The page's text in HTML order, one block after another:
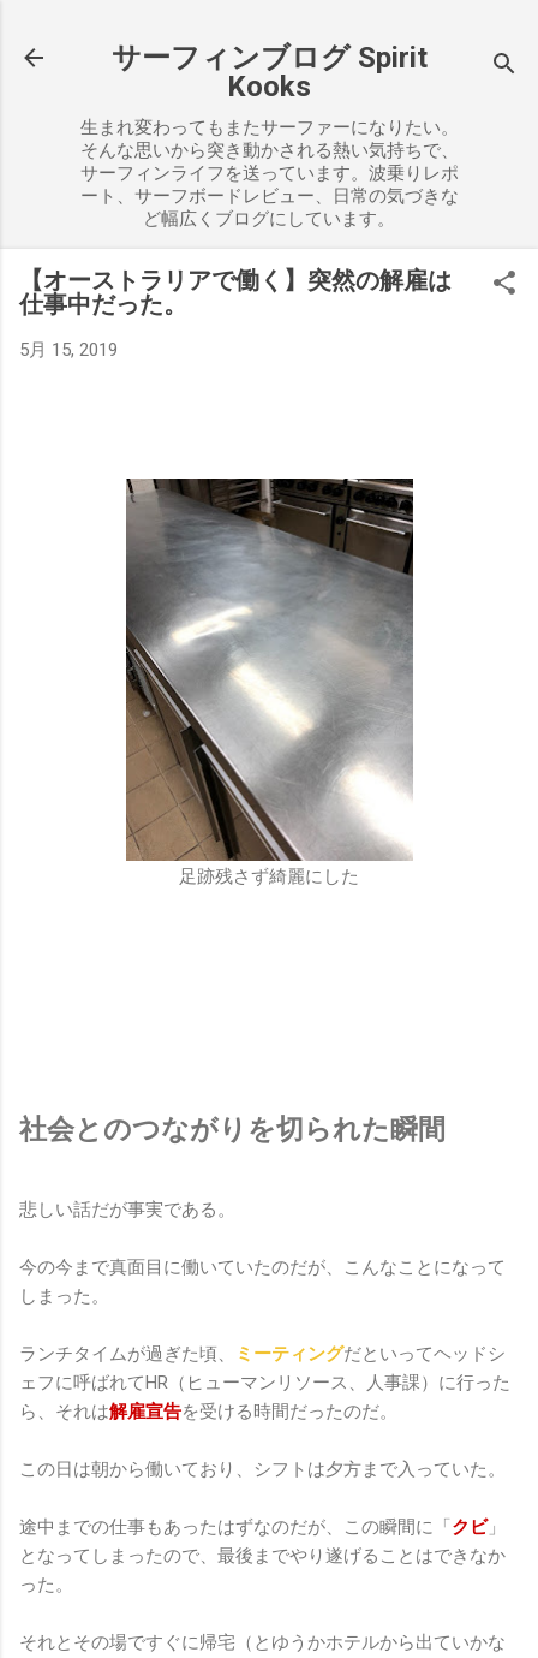
サーフィンブログ Spirit
Kooks
生まれ変わってもまたサーファーになりたい。
そんな思いから突き動かされる熱い気持ちで、
サーフィンライフを送っています。波乗りレポ
ート、サーフボードレビュー、日常の気づきな
ど幅広くブログにしています。
【オーストラリアで働く】突然の解雇は
仕事中だった。
5月 15, 2019
足跡残さず綺麗にした
社会とのつながりを切られた瞬間
悲しい話だが事実である。
今の今まで真面目に働いていたのだが、こんなことになって
しまった。
ランチタイムが過ぎた頃、 ミーティングだといってヘッドシ
ェフに呼ばれてHR（ヒューマンリソース、人事課）に行った
ら、それは解雇宣告を受ける時間だったのだ。
この日は朝から働いており、シフトは夕方まで入っていた。
途中までの仕事もあったはずなのだが、この瞬間に「クビ」
となってしまったので、最後までやり遂げることはできなか
った。
それとその場ですぐに帰宅（とゆうかホテルから出ていかな